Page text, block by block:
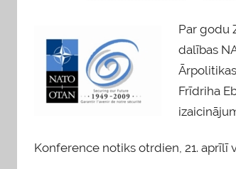
Par godu
dalības
Frīdriha
Konference notiks otrdien, 21. aprīlī